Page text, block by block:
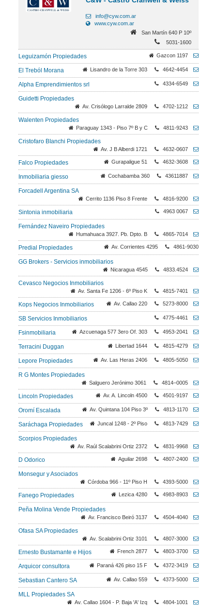
info@cyw.com.ar
www.cyw.com.ar
San Martín 640 P 10º
5031-1600
Leguizamón Propiedades Gazcon 1197
El Treból Morana Lisandro de la Torre 303 4642-4454
Alpha Emprendimientos srl 4334-6549
Guidetti Propiedades
Av. Crisólogo Larralde 2809 4702-1212
Walenten Propiedades
Paraguay 1343 - Piso 7º B y C 4811-9243
Cristofaro BIanchi Propiedades
Av. J B Alberdi 1721 4632-0607
Falco Propiedades Gurapaligue 51 4632-3608
Inmobiliaria giesso Cochabamba 360 43611887
Forcadell Argentina SA
Cerrito 1136 Piso 8 Frente 4816-9200
Sintonia inmobiliaria 4963 0067
Fernández Naveiro Propiedades
Humahuaca 3927. Pb. Dpto. B 4865-7014
Predial Propiedades Av. Corrientes 4295 4861-9030
GG Brokers - Servicios inmobiliarios
Nicaragua 4545 4833.4524
Cevasco Negocios Inmobiliarios
Av. Santa Fe 1206 - 6º Piso K 4815-7401
Kops Negocios Inmobiliarios Av. Callao 220 5273-8000
SB Servicios Inmobiliarios 4775-4461
Fsinmobiliaria Azcuenaga 577 3ero Of. 303 4953-2041
Terracini Duggan Libertad 1644 4815-4279
Lepore Propiedades Av. Las Heras 2406 4805-5050
R G Montes Propiedades
Salguero Jerónimo 3061 4814–0005
Lincoln Propiedades Av. A. Lincoln 4500 4501-9197
Oromí Escalada Av. Quintana 104 Piso 3º 4813-1170
Saráchaga Propiedades Juncal 1248 - 2º Piso 4813-7429
Scorpios Propiedades
Av. Raúl Scalabrini Ortiz 2372 4831-9968
D Odorico Aguilar 2698 4807-2400
Monsegur y Asociados
Córdoba 966 - 11º Piso H 4393-5000
Fanego Propiedades Lezica 4280 4983-8903
Peña Molina Vende Propiedades
Av. Francisco Beiró 3137 4504-4040
Ofasa SA Propiedades
Av. Scalabrini Ortiz 3101 4807-3000
Ernesto Bustamante e Hijos French 2877 4803-3700
Arquicor consultora Paraná 426 piso 15 F 4372-3419
Sebastian Cantero SA Av. Callao 559 4373-5000
MLL Propiedades SA
Av. Callao 1604 - P. Baja 'A' Izq 4804-1001